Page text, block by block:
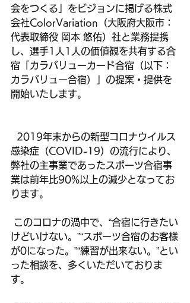
会をつくる」をビジョンに掲げる株式
会社ColorVariation（大阪府大阪市：
代表取締役 岡本 悠佑）社と業務提携
し、選手1人1人の価値観を共有する合
宿「カラバリューカード合宿（以下：
カラバリュー合宿）」の提案・提供を
開始いたします。
感染症（COVID-19）の流行により、
弊社の主事業であったスポーツ合宿事
業は前年比90%以上の減少となってお
ります。
けどいけない。”“スポーツ合宿のお客様
が0になった。”“練習が出来ない。”とい
った相談を、多くいただいておりま
す。